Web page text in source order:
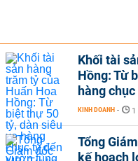
Khối tài
Hồng: Từ
hàng
KINH DOANH -
Tổng
kế hoạch